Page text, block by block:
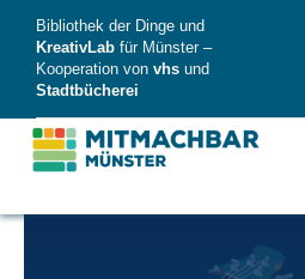
content
Bibliothek der Dinge und
KreativLab für Münster –
Kooperation von vhs und
Stadtbücherei